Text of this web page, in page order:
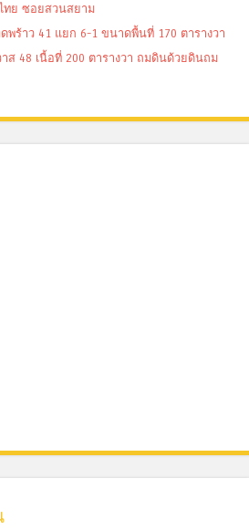
ทย ซอยสวนสยาม
พร้าว 41 แยก 6-1 ขนาดพื้นที่ 170 ตารางวา
ส 48 เนื้อที่ 200 ตารางวา ถมดินด้วยดินถม